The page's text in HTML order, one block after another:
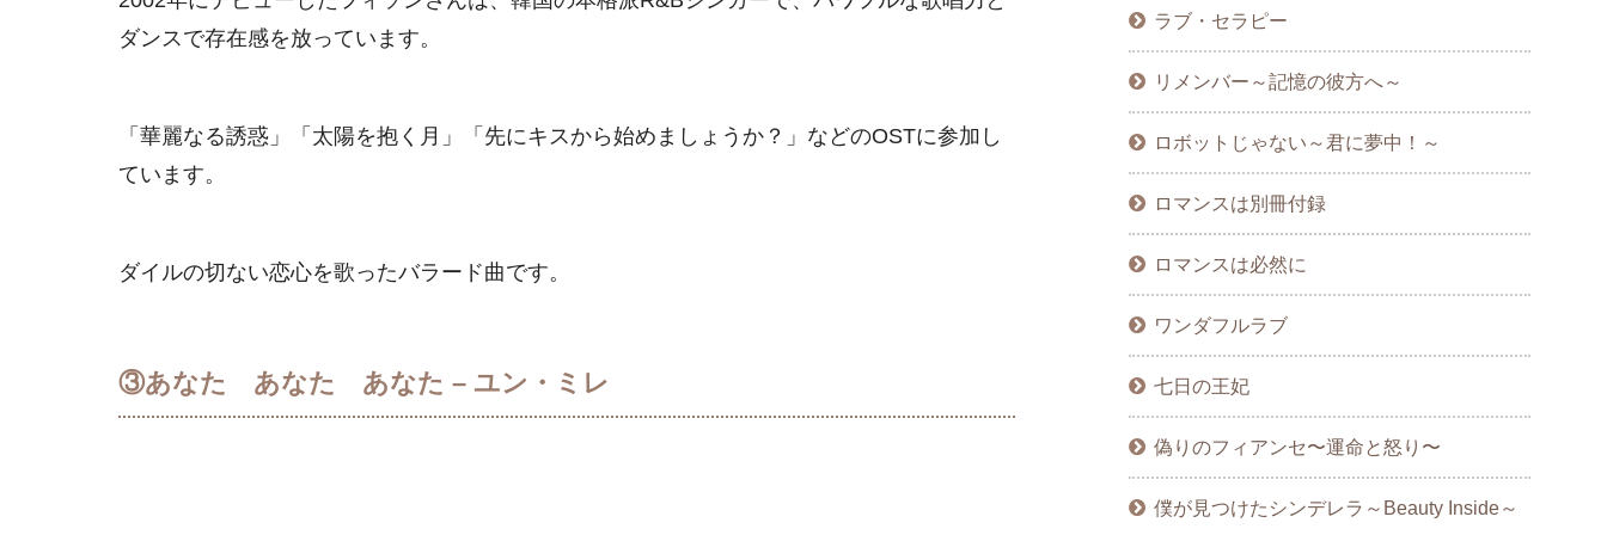
ダンスで存在感を放っています。
「華麗なる誘惑」「太陽を抱く月」「先にキスから始めましょうか？」などのOSTに参加し
ています。
ダイルの切ない恋心を歌ったバラード曲です。
③あなた あなた あなた – ユン・ミレ
ラブ・セラピー
リメンバー～記憶の彼方へ～
ロボットじゃない～君に夢中！～
ロマンスは別冊付録
ロマンスは必然に
ワンダフルラブ
七日の王妃
偽りのフィアンセ〜運命と怒り〜
僕が見つけたシンデレラ～Beauty Inside～